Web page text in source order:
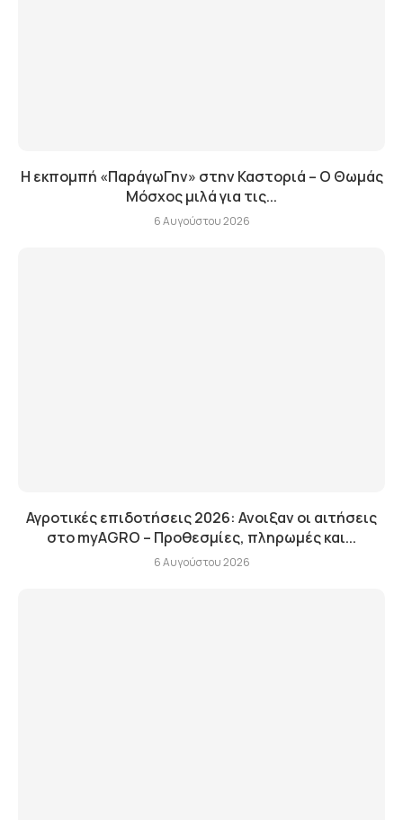
Η εκπομπή «ΠαράγωΓην» στην Καστοριά – Ο Θωμάς
Μόσχος μιλά για τις...
6 Αυγούστου 2026
Αγροτικές επιδοτήσεις 2026: Ανοιξαν οι αιτήσεις
στο myAGRO – Προθεσμίες, πληρωμές και...
6 Αυγούστου 2026